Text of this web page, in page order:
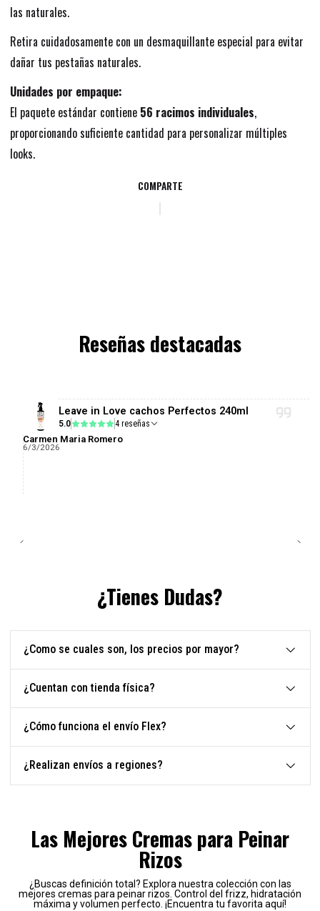
las naturales.
Retira cuidadosamente con un desmaquillante especial para evitar
dañar tus pestañas naturales.
Unidades por empaque:
El paquete estándar contiene 56 racimos individuales,
proporcionando suficiente cantidad para personalizar múltiples
looks.
COMPARTE
Reseñas destacadas
Leave in Love cachos Perfectos 240ml
5.0 4 reseñas
Carmen Maria Romero
6/3/2026
¿Tienes Dudas?
¿Como se cuales son, los precios por mayor?
¿Cuentan con tienda física?
¿Cómo funciona el envío Flex?
¿Realizan envíos a regiones?
Las Mejores Cremas para Peinar
Rizos
¿Buscas definición total? Explora nuestra colección con las
mejores cremas para peinar rizos. Control del frizz, hidratación
máxima y volumen perfecto. ¡Encuentra tu favorita aquí!